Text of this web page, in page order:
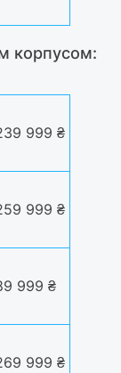
корпусом:
999 ₴
999 ₴
999 ₴
999 ₴